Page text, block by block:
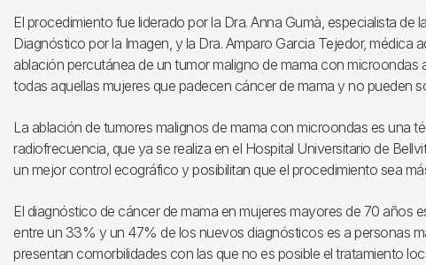
El procedimiento fue liderado por la Dra. Anna Gumà, especialista de
Diagnóstico por la Imagen, y la Dra. Amparo Garcia Tejedor, médica
ablación percutánea de un tumor maligno de mama con microondas
todas aquellas mujeres que padecen cáncer de mama y no pueden
La ablación de tumores malignos de mama con microondas es una
radiofrecuencia, que ya se realiza en el Hospital Universitario de
un mejor control ecográfico y posibilitan que el procedimiento sea
El diagnóstico de cáncer de mama en mujeres mayores de 70 años
entre un 33% y un 47% de los nuevos diagnósticos es a personas
presentan comorbilidades con las que no es posible el tratamiento